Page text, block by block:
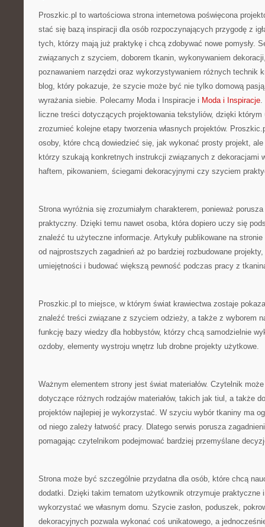
Proszkic.pl to wartościowa strona internetowa poświęcona
stać się bazą inspiracji dla osób rozpoczynających przygodę z
tych, którzy mają już praktykę i chcą zdobywać nowe pomysły.
związanych z szyciem, doborem tkanin, wykonywaniem
poznawaniem narzędzi oraz wykorzystywaniem różnych technik
blog, który pokazuje, że szycie może być nie tylko domową
wyrażania siebie. Polecamy Moda i Inspiracje i Moda i Inspiracje.
liczne treści dotyczących projektowania tekstyliów, dzięki
zrozumieć kolejne etapy tworzenia własnych projektów.
osoby, które chcą dowiedzieć się, jak wykonać prosty projekt,
którzy szukają konkretnych instrukcji związanych z dekoracjami
haftem, pikowaniem, ściegami dekoracyjnymi czy szyciem
Strona wyróżnia się zrozumiałym charakterem, ponieważ
praktyczny. Dzięki temu nawet osoba, która dopiero uczy się
znaleźć tu użyteczne informacje. Artykuły publikowane na
od najprostszych zagadnień aż po bardziej rozbudowane
umiejętności i budować większą pewność podczas pracy z
Proszkic.pl to miejsce, w którym świat krawiectwa zostaje
znaleźć treści związane z szyciem odzieży, a także z wyborem
funkcję bazy wiedzy dla hobbystów, którzy chcą samodzielnie
ozdoby, elementy wystroju wnętrz lub drobne projekty użytkowe.
Ważnym elementem strony jest świat materiałów. Czytelnik
dotyczące różnych rodzajów materiałów, takich jak tiul, a także
projektów najlepiej je wykorzystać. W szyciu wybór tkaniny ma
od niego zależy łatwość pracy. Dlatego serwis porusza
pomagając czytelnikom podejmować bardziej przemyślane
Strona może być szczególnie przydatna dla osób, które chcą
dodatki. Dzięki takim tematom użytkownik otrzymuje praktyczne
wykorzystać we własnym domu. Szycie zasłon, poduszek,
dekoracyjnych pozwala wykonać coś unikatowego, a